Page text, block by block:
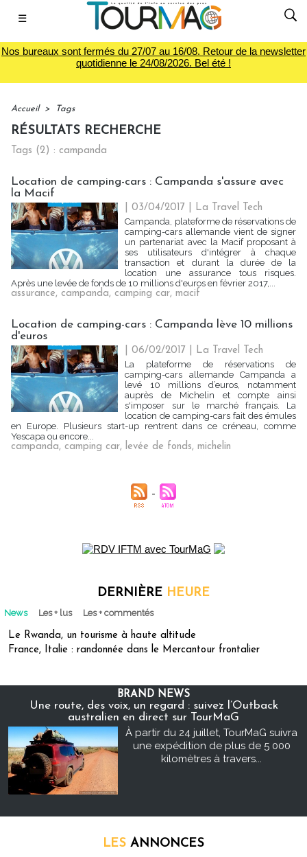
☰
Nos bureaux sont fermés du 27/07 au 16/08. Retour de la newsletter
quotidienne le 24/08/2026. Bel été !
Accueil > Tags
RÉSULTATS RECHERCHE
Tags (2) : campanda
Location de camping-cars : Campanda s'assure avec
la Macif
| 03/04/2017
La Travel Tech
Campanda, plateforme de réservations de
camping-cars allemande vient de signer
un partenariat avec la Macif proposant à
ses utilisateurs d'intégrer à chaque
transaction et durant la durée de la
location une assurance tous risques.
Après une levée de fonds de 10 millions d'euros en février 2017,...
assurance, campanda, camping car, macif
Location de camping-cars : Campanda lève 10 millions
d'euros
| 06/02/2017
La Travel Tech
La plateforme de réservations de
camping-cars allemande Campanda a
levé 10 millions d’euros, notamment
auprès de Michelin et compte ainsi
s'imposer sur le marché français. La
location de camping-cars fait des émules
en Europe. Plusieurs start-up rentrent dans ce créneau, comme
Yescapa ou encore...
campanda, camping car, levée de fonds, michelin
DERNIÈRE HEURE
News Les + lus Les + commentés
Le Rwanda, un tourisme à haute altitude
France, Italie : randonnée dans le Mercantour frontalier
BRAND NEWS
Une route, des voix, un regard : suivez l’Outback
australien en direct sur TourMaG
À partir du 24 juillet, TourMaG suivra
une expédition de plus de 5 000
kilomètres à travers...
LES ANNONCES